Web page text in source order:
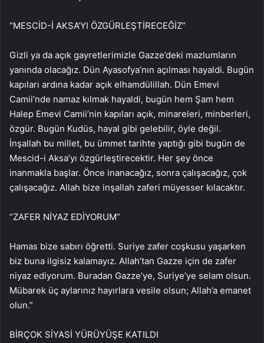
“MESCİD-İ AKSA’YI ÖZGÜRLEŞTİRECEĞİZ”
Gizli ya da açık gayretlerimizle Gazze’deki mazlumların
yanında olacağız. Dün Ayasofya’nın açılması hayaldi. Bugün
kapıları ardına kadar açık elhamdülillah. Dün Emevi
Camii’nde namaz kılmak hayaldi, bugün hem Şam hem
Halep Emevi Camii’nin kapıları açık, minareleri, minberleri,
özgür. Bugün Kudüs, hayal gibi gelebilir, öyle değil.
İnşallah bu millet, bu ümmet tarihte yaptığı gibi bugün de
Mescid-i Aksa’yı özgürleştirecektir. Her şey önce
inanmakla başlar. Önce inanacağız, sonra çalışacağız, çok
çalışacağız. Allah bize inşallah zaferi müyesser kılacaktır.
“ZAFER NİYAZ EDİYORUM”
Hamas bize sabırı öğretti. Suriye zafer coşkusu yaşarken
biz buna ilgisiz kalamayız. Allah’tan Gazze için de zafer
niyaz ediyorum. Buradan Gazze’ye, Suriye’ye selam olsun.
Mübarek üç aylarınız hayırlara vesile olsun; Allah’a emanet
olun.”
BİRÇOK SİYASİ YÜRÜYÜŞE KATILDI